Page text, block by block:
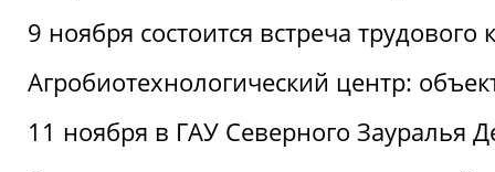
9 ноября состоится встреча трудового
Агробиотехнологический центр:
11 ноября в ГАУ Северного Зауралья